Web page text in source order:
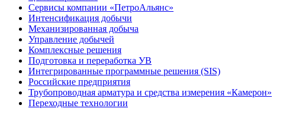
Сервисы компании «ПетроАльянс»
Интенсификация добычи
Механизированная добыча
Управление добычей
Комплексные решения
Подготовка и переработка УВ
Интегрированные программные решения (SIS)
Российские предприятия
Трубопроводная арматура и средства измерения «Камерон»
Переходные технологии